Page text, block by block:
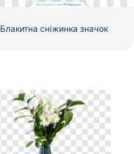
Блакитна сніжинка значок